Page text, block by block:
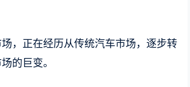
，正在经历从传统汽车市场，逐步转
的巨变。